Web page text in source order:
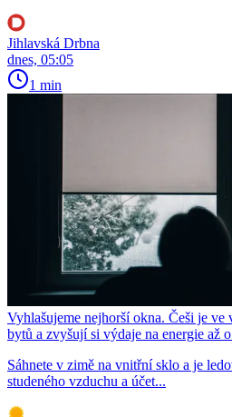
Jihlavská Drbna
dnes, 05:05
1 min
Vyhlašujeme nejhorší okna. Češi je
bytů a zvyšují si výdaje na energie až
Sáhnete v zimě na vnitřní sklo a je
studeného vzduchu a účet...